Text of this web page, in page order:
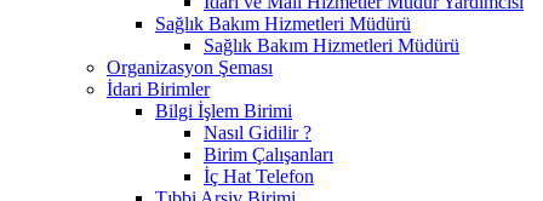
Sağlık Bakım Hizmetleri Müdürü
Sağlık Bakım Hizmetleri Müdürü
Organizasyon Şeması
İdari Birimler
Bilgi İşlem Birimi
Nasıl Gidilir ?
Birim Çalışanları
İç Hat Telefon